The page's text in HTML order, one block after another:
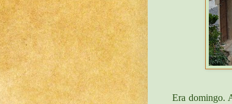
Era domingo.